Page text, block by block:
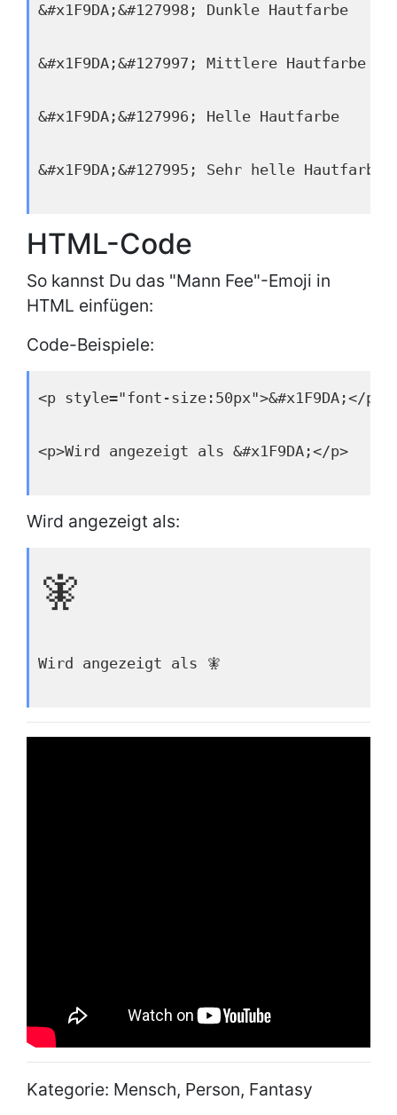
&#x1F9DA;&#127998; Dunkle Hautfarbe
&#x1F9DA;&#127997; Mittlere Hautfarbe
&#x1F9DA;&#127996; Helle Hautfarbe
&#x1F9DA;&#127995; Sehr helle Hautfarbe
HTML-Code
So kannst Du das "Mann Fee"-Emoji in
HTML einfügen:
Code-Beispiele:
<p style="font-size:50px">&#x1F9DA;</p>
<p>Wird angezeigt als &#x1F9DA;</p>
Wird angezeigt als:
🧚
Wird angezeigt als 🧚
Kategorie: Mensch, Person, Fantasy